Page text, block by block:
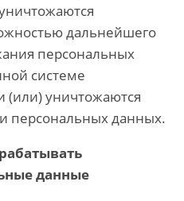
дальнейшего
персональных
системе
(или) уничтожаются
персональных данных.
данные